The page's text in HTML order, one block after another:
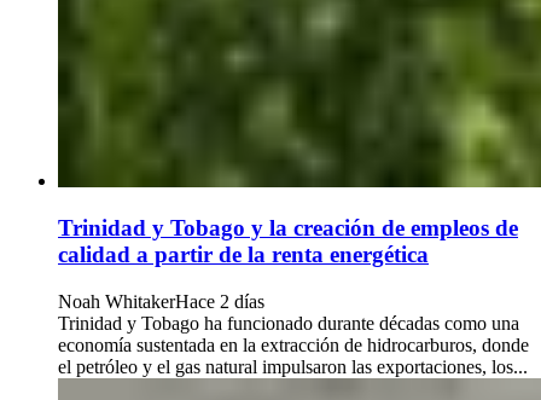
Trinidad y Tobago y la creación de empleos de
calidad a partir de la renta energética
Noah WhitakerHace 2 días
Trinidad y Tobago ha funcionado durante décadas como una
economía sustentada en la extracción de hidrocarburos, donde
el petróleo y el gas natural impulsaron las exportaciones, los...